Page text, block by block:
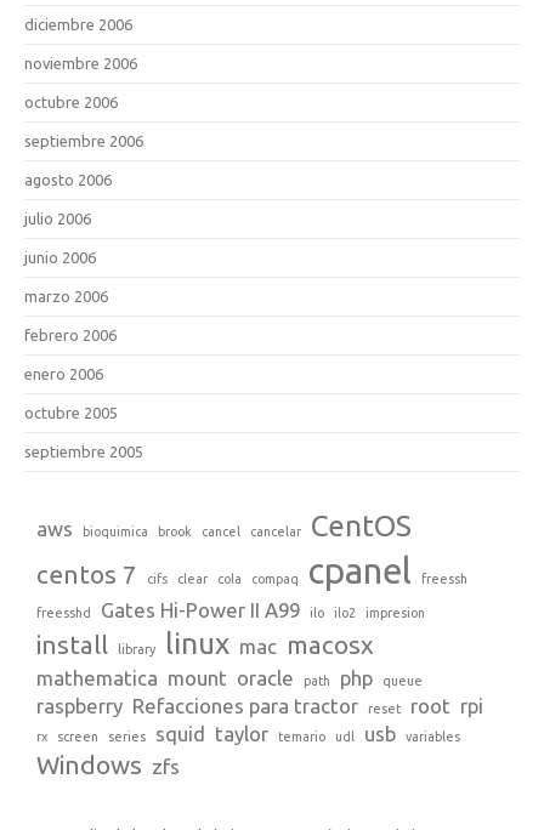
diciembre 2006
noviembre 2006
octubre 2006
septiembre 2006
agosto 2006
julio 2006
junio 2006
marzo 2006
febrero 2006
enero 2006
octubre 2005
septiembre 2005
aws bioquimica brook cancel cancelar CentOS
centos 7 cifs clear cola compaq cpanel freessh
freesshd Gates Hi-Power II A99 ilo ilo2 impresion
install library linux mac macosx
mathematica mount oracle path php queue
raspberry Refacciones para tractor reset root rpi
rx screen series squid taylor temario udl usb variables
Windows zfs